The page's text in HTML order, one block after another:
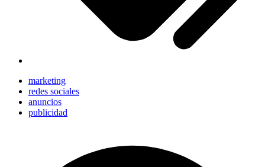
marketing
redes sociales
anuncios
publicidad